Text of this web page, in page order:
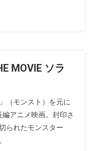
MOVIE ソラ
（モンスト）を元に
編アニメ映画。封印さ
られたモンスター